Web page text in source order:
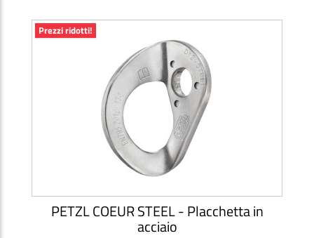
Prezzi ridotti!
PETZL COEUR STEEL - Placchetta in
acciaio